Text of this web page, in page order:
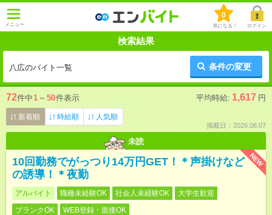
メニュー
0
気になる！ ログイン
検索結果
八広のバイト一覧 条件の変更
72件中1 ～ 50件表示 平均時給: 1,617 円
新着順 時給順 人気順
掲載日：2026.08.07
未読
NEW
10回勤務でがっつり14万円GET！＊声掛けなど
の誘導！＊夜勤
アルバイト 職種未経験OK 社会人未経験OK
大学生歓迎
ブランクOK
WEB登録・面接OK